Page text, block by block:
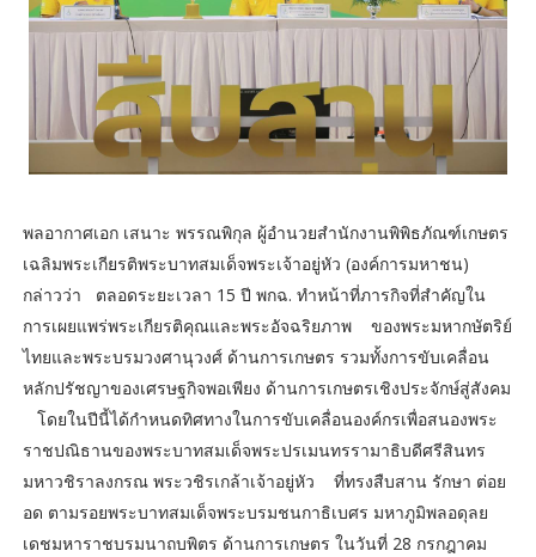
พลอากาศเอก เสนาะ พรรณพิกุล ผู้อำนวย​สำนักงานพิพิธภัณฑ์เกษตร
เฉลิมพระเกียรติพระบาทสมเด็จพระเจ้าอยู่หัว (องค์การมหาชน)
กล่าวว่า​ ตลอดระยะเวลา 15 ปี พกฉ. ทำหน้าที่ภารกิจที่สำคัญใน
การเผยแพร่พระเกียรติคุณและพระอัจฉริยภาพ ของพระมหากษัตริย์
ไทยและพระบรมวงศานุวงศ์ ด้านการเกษตร รวมทั้งการขับเคลื่อน
หลักปรัชญาของเศรษฐกิจพอเพียง ด้านการเกษตรเชิงประจักษ์สู่สังคม​
โดยในปีนี้ได้กำหนดทิศทางในการขับเคลื่อนองค์กรเพื่อสนองพระ
ราชปณิธานของพระบาทสมเด็จพระปรเมนทรรามาธิบดีศรีสินทร
มหาวชิราลงกรณ พระวชิรเกล้าเจ้าอยู่หัว ที่ทรงสืบสาน รักษา ต่อย
อด ตามรอยพระบาทสมเด็จพระบรมชนกาธิเบศร มหาภูมิพลอดุลย
เดชมหาราชบรมนาถบพิตร ด้านการเกษตร ในวันที่ 28 กรกฎาคม